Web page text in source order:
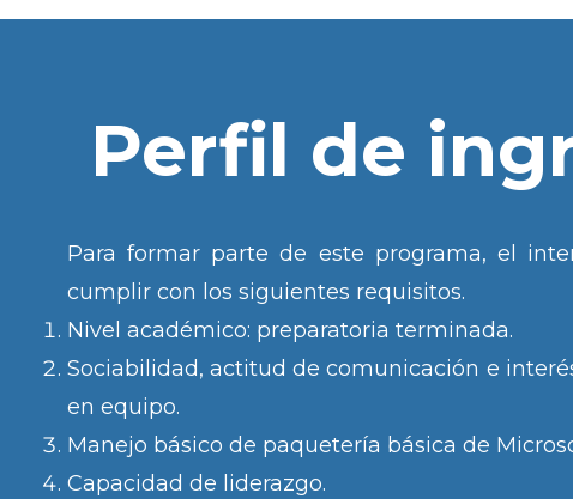
Perfil de
Para formar parte de este programa, el
cumplir con los siguientes requisitos.
Nivel académico: preparatoria terminada.
Sociabilidad, actitud de comunicación e
en equipo.
Manejo básico de paquetería básica de
Capacidad de liderazgo.